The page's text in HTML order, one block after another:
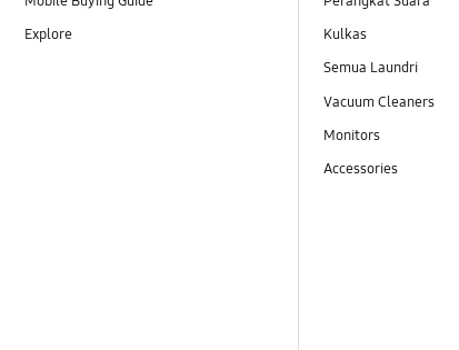
Explore
Kulkas
Semua Laundri
Vacuum Cleaners
Monitors
Accessories